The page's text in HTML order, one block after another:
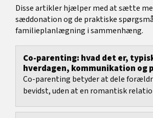
Disse artikler hjælper med at sætte
sæddonation og de praktiske
familieplanlægning i sammenhæng.
Co-parenting: hvad det er,
hverdagen, kommunikation og
Co-parenting betyder at dele
bevidst, uden at en romantisk